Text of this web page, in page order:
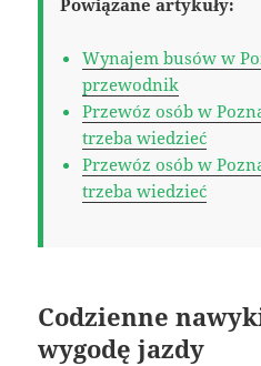
Wynajem busów w
przewodnik
Przewóz osób w
trzeba wiedzieć
Przewóz osób w
trzeba wiedzieć
Codzienne
wygodę jazdy